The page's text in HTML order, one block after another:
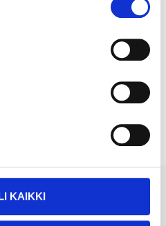
KAIKKI
also bought